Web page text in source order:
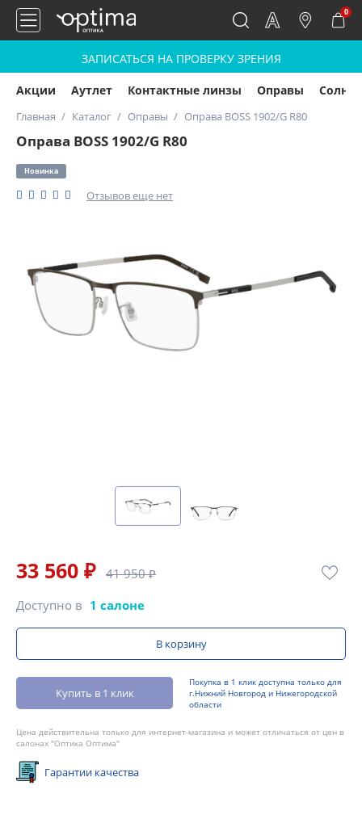
0
ЗАПИСАТЬСЯ НА ПРОВЕРКУ ЗРЕНИЯ
Акции Аутлет Контактные линзы Оправы
Главная Каталог Оправы Оправа BOSS 1902/G R80
Оправа BOSS 1902/G R80
Новинка
Отзывов еще нет
33 560 ₽ 41 950 ₽
Доступно в 1 салоне
В корзину
Купить в 1 клик
Покупка в 1 клик доступна только для
г.Нижний Новгород и Нижегородской
области
Цена действительна только для интернет-магазина и может отличаться от цен в
салонах "Оптика Оптима"
Гарантии качества